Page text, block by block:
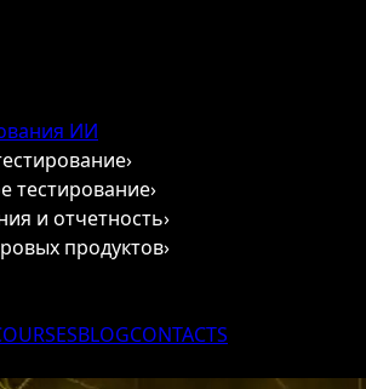
ИИ
›
тестирование›
и отчетность›
продуктов›
BLOGCONTACTS